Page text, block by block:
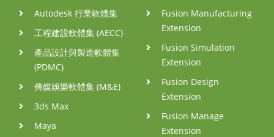
Autodesk 行業軟體集
工程建設軟體集 (AECC)
產品設計與製造軟體集
(PDMC)
傳媒娛樂軟體集 (M&E)
3ds Max
Maya
Fusion Manufacturing
Extension
Fusion Simulation
Extension
Fusion Design
Extension
Fusion Manage
Extension